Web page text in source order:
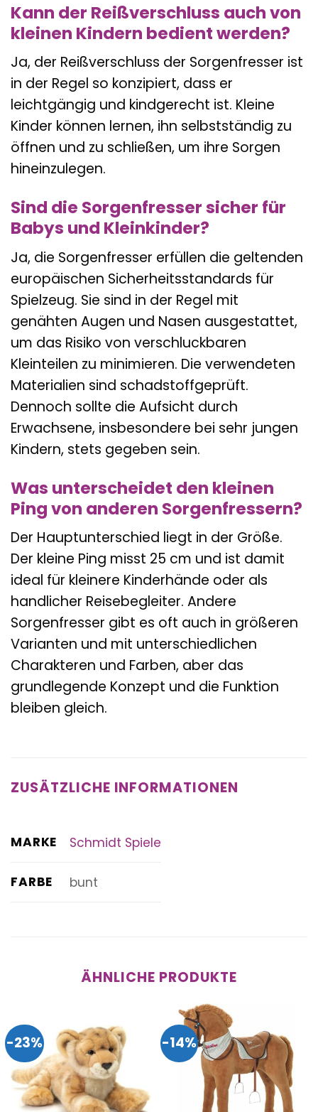
Kann der Reißverschluss auch von
kleinen Kindern bedient werden?
Ja, der Reißverschluss der Sorgenfresser ist
in der Regel so konzipiert, dass er
leichtgängig und kindgerecht ist. Kleine
Kinder können lernen, ihn selbstständig zu
öffnen und zu schließen, um ihre Sorgen
hineinzulegen.
Sind die Sorgenfresser sicher für
Babys und Kleinkinder?
Ja, die Sorgenfresser erfüllen die geltenden
europäischen Sicherheitsstandards für
Spielzeug. Sie sind in der Regel mit
genähten Augen und Nasen ausgestattet,
um das Risiko von verschluckbaren
Kleinteilen zu minimieren. Die verwendeten
Materialien sind schadstoffgeprüft.
Dennoch sollte die Aufsicht durch
Erwachsene, insbesondere bei sehr jungen
Kindern, stets gegeben sein.
Was unterscheidet den kleinen
Ping von anderen Sorgenfressern?
Der Hauptunterschied liegt in der Größe.
Der kleine Ping misst 25 cm und ist damit
ideal für kleinere Kinderhände oder als
handlicher Reisebegleiter. Andere
Sorgenfresser gibt es oft auch in größeren
Varianten und mit unterschiedlichen
Charakteren und Farben, aber das
grundlegende Konzept und die Funktion
bleiben gleich.
ZUSÄTZLICHE INFORMATIONEN
MARKE Schmidt Spiele
FARBE bunt
ÄHNLICHE PRODUKTE
-23% -14%